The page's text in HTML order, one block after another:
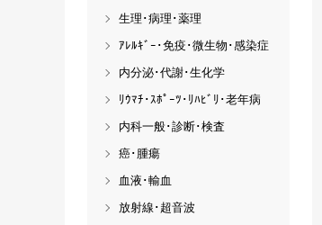
生理･病理･薬理
ｱﾚﾙｷﾞｰ･免疫･微生物･感染症
内分泌･代謝･生化学
ﾘｳﾏﾁ･ｽﾎﾟｰﾂ･ﾘﾊﾋﾞﾘ･老年病
内科一般･診断･検査
癌･腫瘍
血液･輸血
放射線･超音波